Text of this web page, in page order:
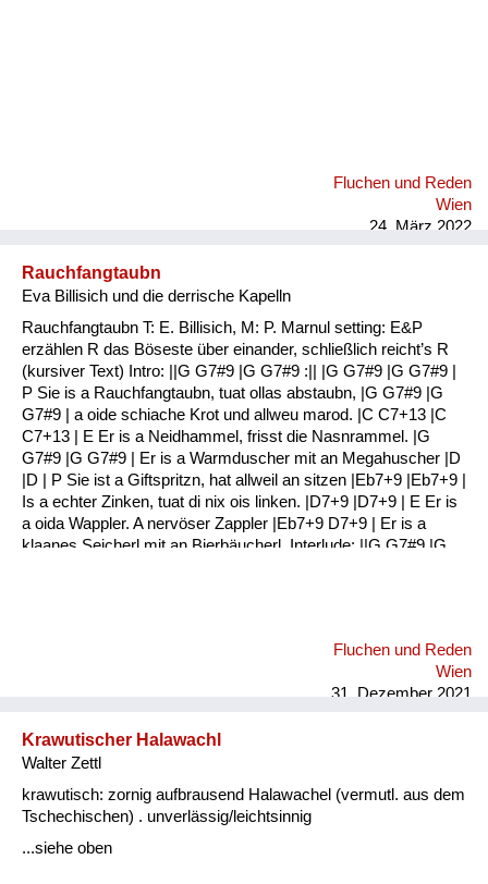
Fluchen und Reden
Wien
24. März 2022
Rauchfangtaubn
Eva Billisich und die derrische Kapelln
Rauchfangtaubn T: E. Billisich, M: P. Marnul setting: E&P
erzählen R das Böseste über einander, schließlich reicht’s R
(kursiver Text) Intro: ||G G7#9 |G G7#9 :|| |G G7#9 |G G7#9 |
P Sie is a Rauchfangtaubn, tuat ollas abstaubn, |G G7#9 |G
G7#9 | a oide schiache Krot und allweu marod. |C C7+13 |C
C7+13 | E Er is a Neidhammel, frisst die Nasnrammel. |G
G7#9 |G G7#9 | Er is a Warmduscher mit an Megahuscher |D
|D | P Sie ist a Giftspritzn, hat allweil an sitzen |Eb7+9 |Eb7+9 |
Is a echter Zinken, tuat di nix ois linken. |D7+9 |D7+9 | E Er is
a oida Wappler. A nervöser Zappler |Eb7+9 D7+9 | Er is a
klaanes Seicherl mit an Bierbäucherl. Interlude: ||G G7#9 |G
Fluchen und Reden
Wien
31. Dezember 2021
Krawutischer Halawachl
Walter Zettl
krawutisch: zornig aufbrausend Halawachel (vermutl. aus dem
Tschechischen) . unverlässig/leichtsinnig
...siehe oben